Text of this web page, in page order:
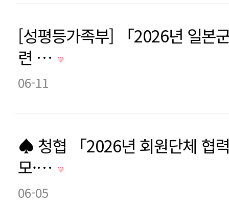
[성평등가족부] 「2026년 일본
련 …
06-11
♠ 청협 「2026년 회원단체 협
모·…
06-05